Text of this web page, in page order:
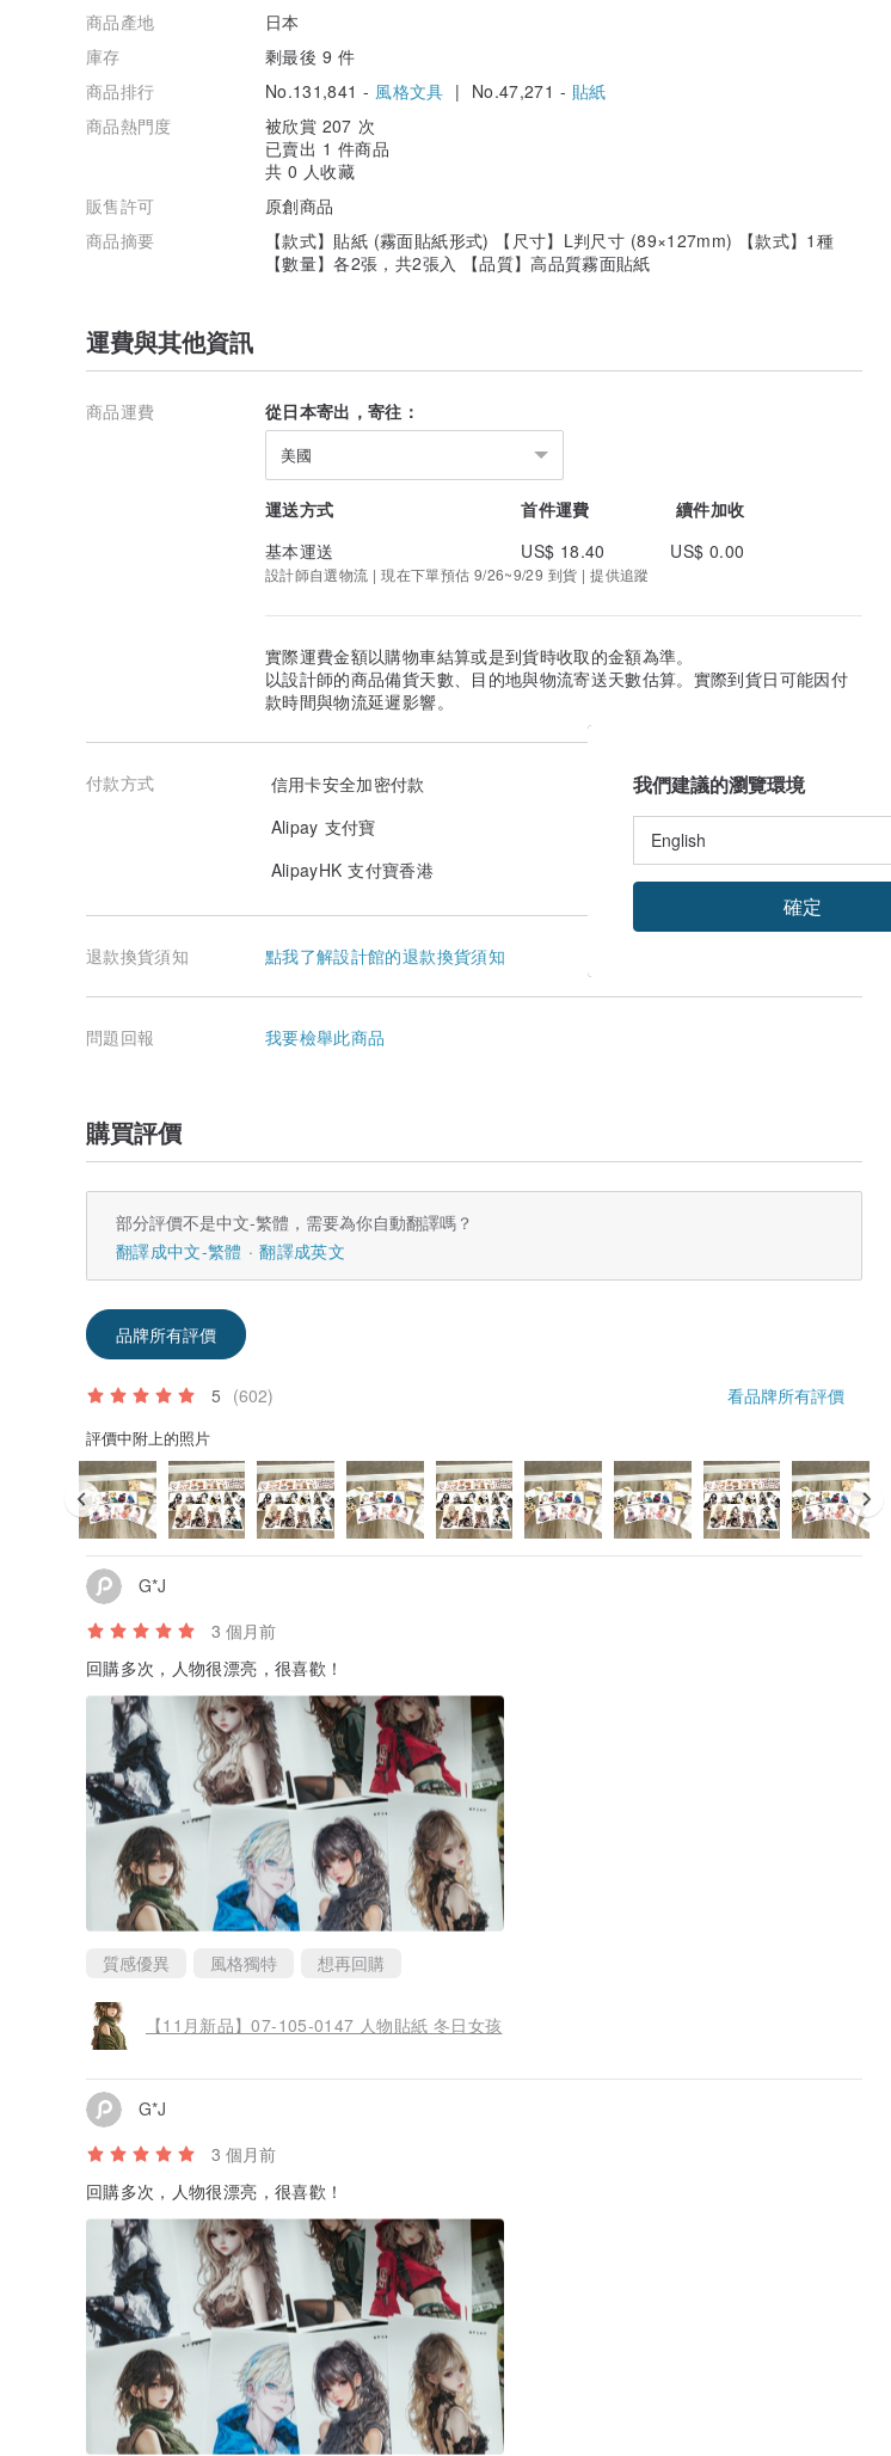
商品產地
日本
庫存
剩最後 9 件
商品排行
No.131,841 - 風格文具 | No.47,271 - 貼紙
商品熱門度
被欣賞 207 次
已賣出 1 件商品
共 0 人收藏
販售許可
原創商品
商品摘要
【款式】貼紙 (霧面貼紙形式) 【尺寸】L判尺寸 (89×127mm) 【款式】1種
【數量】各2張，共2張入 【品質】高品質霧面貼紙
運費與其他資訊
商品運費 從日本寄出，寄往：
美國
運送方式 首件運費
續件加收
基本運送
US$ 18.40 US$ 0.00
設計師自選物流 | 現在下單預估 9/26~9/29 到貨 | 提供追蹤
實際運費金額以購物車結算或是到貨時收取的金額為準。
以設計師的商品備貨天數、目的地與物流寄送天數估算。實際到貨日可能因付
款時間與物流延遲影響。
付款方式
信用卡安全加密付款
Alipay 支付寶
AlipayHK 支付寶香港
退款換貨須知 點我了解設計館的退款換貨須知
問題回報 我要檢舉此商品
購買評價
部分評價不是中文-繁體，需要為你自動翻譯嗎？
翻譯成中文-繁體
翻譯成英文
品牌所有評價
5 (602) 看品牌所有評價
評價中附上的照片
G*J
3 個月前
回購多次，人物很漂亮，很喜歡！
質感優異 風格獨特 想再回購
【11月新品】07-105-0147 人物貼紙 冬日女孩
G*J
3 個月前
回購多次，人物很漂亮，很喜歡！
我們建議的瀏覽環境
確定